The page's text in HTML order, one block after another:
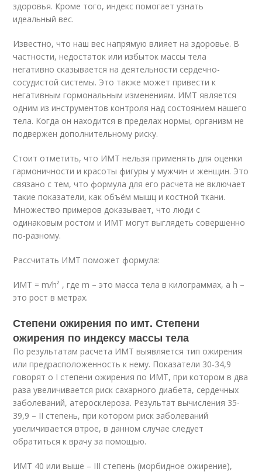
здоровья. Кроме того, индекс помогает узнать
идеальный вес.
Известно, что наш вес напрямую влияет на здоровье. В
частности, недостаток или избыток массы тела
негативно сказывается на деятельности сердечно-
сосудистой системы. Это также может привести к
негативным гормональным изменениям. ИМТ является
одним из инструментов контроля над состоянием нашего
тела. Когда он находится в пределах нормы, организм не
подвержен дополнительному риску.
Стоит отметить, что ИМТ нельзя применять для оценки
гармоничности и красоты фигуры у мужчин и женщин. Это
связано с тем, что формула для его расчета не включает
такие показатели, как объём мышц и костной ткани.
Множество примеров доказывает, что люди с
одинаковым ростом и ИМТ могут выглядеть совершенно
по-разному.
Рассчитать ИМТ поможет формула:
ИМТ = m/h² , где m – это масса тела в килограммах, а h –
это рост в метрах.
Степени ожирения по имт. Степени
ожирения по индексу массы тела
По результатам расчета ИМТ выявляется тип ожирения
или предрасположенность к нему. Показатели 30-34,9
говорят о I степени ожирения по ИМТ, при котором в два
раза увеличивается риск сахарного диабета, сердечных
заболеваний, атеросклероза. Результат вычисления 35-
39,9 – II степень, при котором риск заболеваний
увеличивается втрое, в данном случае следует
обратиться к врачу за помощью.
ИМТ 40 или выше – III степень (морбидное ожирение),